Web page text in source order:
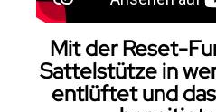
Mit der Reset-
Sattelstütze in
entlüftet und